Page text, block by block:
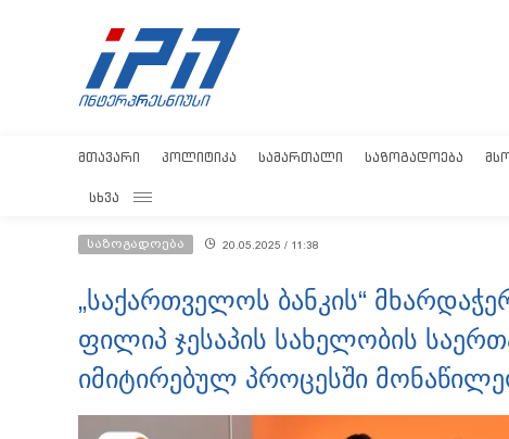
ᲛᲗᲐᲕᲐᲠᲘ ᲞᲝᲚᲘᲢᲘᲙᲐ ᲡᲐᲛᲐᲠᲗᲐᲚᲘ ᲡᲐᲖᲝᲒᲐᲓᲝᲔᲑᲐ
ᲡᲮᲕᲐ
საზოგადოება 20.05.2025 / 11:38
„საქართველოს ბანკის“
ფილიპ ჯესაპის სახელობის
იმიტირებულ პროცესში